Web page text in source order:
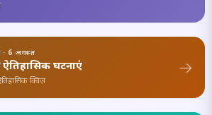
· 6 अगस्त
घटनाएं
क्विज़